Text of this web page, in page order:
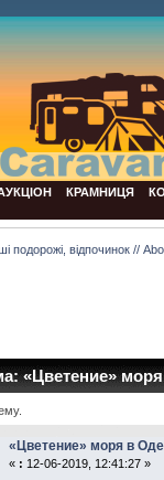
КРАМНИЦЯ
подорожі, відпочинок //
«Цветение»
«Цветение» моря в
« : 12-06-2019, 12:41:27 »